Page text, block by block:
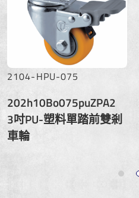
2104-HPU-075
202h10Bo075puZPA2
3吋PU-塑料單踏前雙剎
車輪